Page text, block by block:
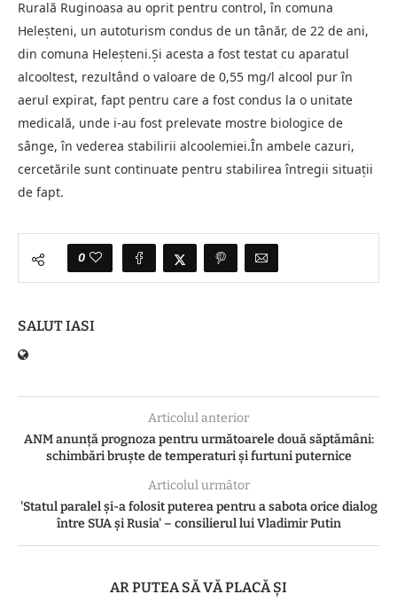
Rurală Ruginoasa au oprit pentru control, în comuna
Heleșteni, un autoturism condus de un tânăr, de 22 de ani,
din comuna Heleșteni.Și acesta a fost testat cu aparatul
alcooltest, rezultând o valoare de 0,55 mg/l alcool pur în
aerul expirat, fapt pentru care a fost condus la o unitate
medicală, unde i-au fost prelevate mostre biologice de
sânge, în vederea stabilirii alcoolemiei.În ambele cazuri,
cercetările sunt continuate pentru stabilirea întregii situații
de fapt.
0
SALUT IASI
Articolul anterior
ANM anunță prognoza pentru următoarele două săptămâni:
schimbări bruște de temperaturi și furtuni puternice
Articolul următor
'Statul paralel și-a folosit puterea pentru a sabota orice dialog
între SUA și Rusia' – consilierul lui Vladimir Putin
AR PUTEA SĂ VĂ PLACĂ ȘI